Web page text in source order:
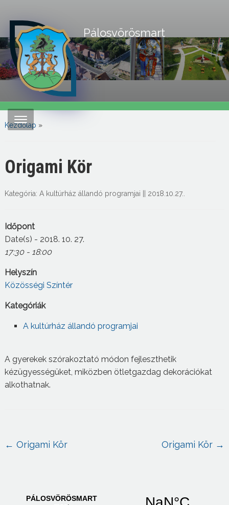
Pálosvörösmart
Kezdőlap »
Origami Kör
Kategória: A kultúrház állandó programjai 2018.10.27.
Időpont
Date(s) - 2018. 10. 27.
17:30 - 18:00
Helyszín
Közösségi Színtér
Kategóriák
A kultúrház állandó programjai
A gyerekek szórakoztató módon fejleszthetik
kézügyességüket, miközben ötletgazdag dekorációkat
alkothatnak.
← Origami Kör Origami Kör →